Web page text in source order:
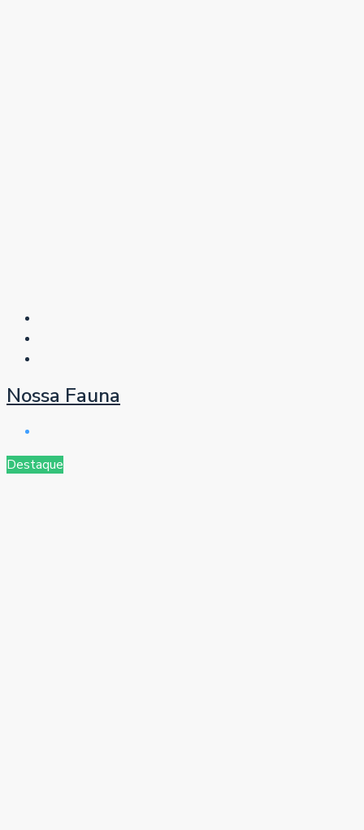
Nossa Fauna
Destaque